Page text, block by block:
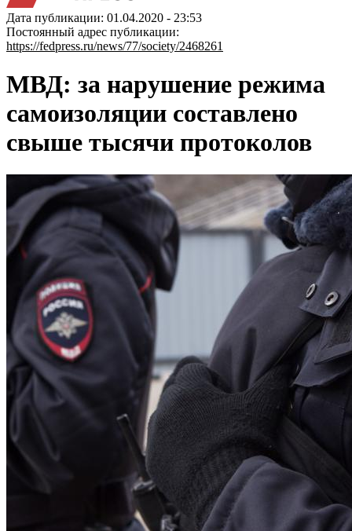
Дата публикации: 01.04.2020 - 23:53
Постоянный адрес публикации:
https://fedpress.ru/news/77/society/2468261
МВД: за нарушение режима
самоизоляции составлено
свыше тысячи протоколов